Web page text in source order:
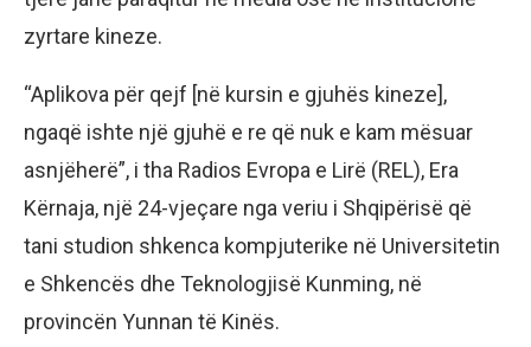
zyrtare kineze.
“Aplikova për qejf [në kursin e gjuhës kineze],
ngaqë ishte një gjuhë e re që nuk e kam mësuar
asnjëherë”, i tha Radios Evropa e Lirë (REL), Era
Kërnaja, një 24-vjeçare nga veriu i Shqipërisë që
tani studion shkenca kompjuterike në Universitetin
e Shkencës dhe Teknologjisë Kunming, në
provincën Yunnan të Kinës.